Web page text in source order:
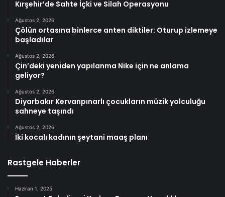
Kırşehir’de Sahte İçki ve Silah Operasyonu
Ağustos 2, 2026
Çölün ortasına binlerce anten diktiler: Oturup izlemeye
başladılar
Ağustos 2, 2026
Çin’deki yeniden yapılanma Nike için ne anlama
geliyor?
Ağustos 2, 2026
Diyarbakır Kervanpınarlı çocukların müzik yolculuğu
sahneye taşındı
Ağustos 2, 2026
İki kocalı kadının şeytani maaş planı
Rastgele Haberler
Haziran 1, 2025